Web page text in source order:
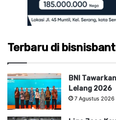
Terbaru di
BNI
Lelang 2026
7 Agustus 2026